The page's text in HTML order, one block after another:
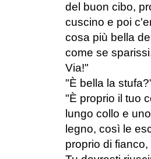
del buon cibo,
cuscino e poi
cosa più bella
come se
Via!"
"È bella la
"È proprio il tuo
lungo collo e
legno, così le
proprio di